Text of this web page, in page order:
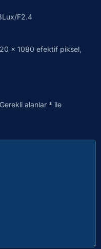
F2.4
x 1080 efektif piksel,
Gerekli alanlar * ile